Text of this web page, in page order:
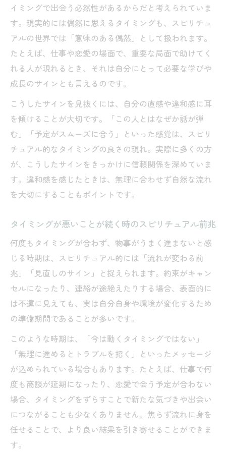
イミングで出会う必然性があるからだと考えられていま
す。現実的には偶然に思えるタイミングも、スピリチュ
アルの世界では「意味のある偶然」として扱われます。
たとえば、仕事や恋愛の場面で、重要な局面で助けてく
れる人が現れるとき、それは自分にとって必要な学びや
成長のサインとも言えるのです。
こうしたサインを見抜くには、自分の直感や違和感に耳
を傾けることが大切です。「この人とはなぜか話が弾
む」「予定がスムーズに合う」といった感覚は、スピリ
チュアル的なタイミングの良さの現れ。実際に多くの方
が、こうしたサインをきっかけに信頼関係を深めていま
す。違和感を感じたときは、無理に合わせず自然な流れ
を大切にすることもポイントです。
タイミングが悪いことが続く時のスピリチュアル前兆
何度もタイミングが合わず、物事がうまく進まないと感
じる時期は、スピリチュアル的には「流れが変わる前
兆」「見直しのサイン」と捉えられます。約束がキャン
セルになったり、連絡が途絶えたりする場合、表面的に
は不運に見えても、実は自分自身や環境が変化するため
の準備期間であることが多いです。
このような時期は、「今は動くタイミングではない」
「無理に進めるとトラブルを招く」といったメッセージ
が込められている場合もあります。たとえば、仕事で何
度も商談が延期になったり、恋愛で会う予定が合わない
場合、タイミングをずらすことで新たな気づきや出会い
につながることも少なくありません。焦らず流れに身を
任せることで、より良い結果を引き寄せることができま
す。